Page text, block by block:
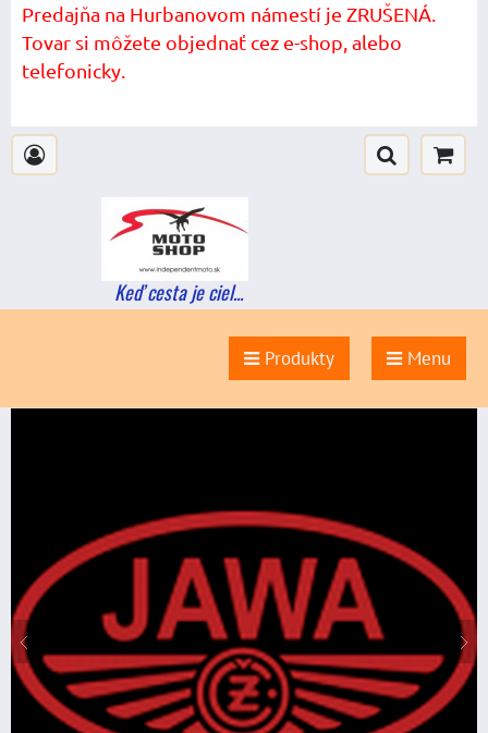
Predajňa na Hurbanovom námestí je ZRUŠENÁ.
Tovar si môžete objednať cez e-shop, alebo
telefonicky.
Keď cesta je ciel...
Produkty Menu